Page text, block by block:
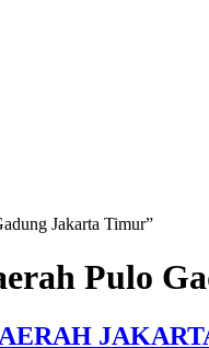
Jakarta Timur”
Pulo